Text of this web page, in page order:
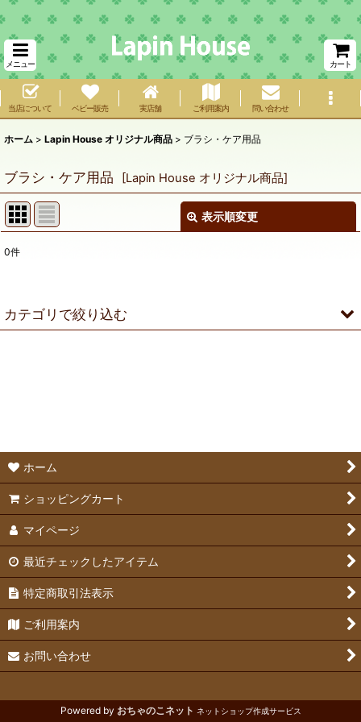
メニュー カート
当店について ベビー販売 実店舗 ご利用案内 問い合わせ
ホーム > Lapin House オリジナル商品 > ブラシ・ケア用品
ブラシ・ケア用品 [Lapin House オリジナル商品]
表示順変更
表示数
0件
カテゴリで絞り込む
ホーム
ショッピングカート
マイページ
最近チェックしたアイテム
特定商取引法表示
ご利用案内
お問い合わせ
Powered by おちゃのこネット ネットショップ作成サービス